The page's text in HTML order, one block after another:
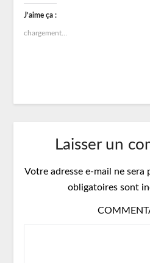
Twitter(ouvre
dans
une
nouvelle
fenêtre)
J’aime ça :
chargement…
Laisser un
Votre adresse e-mail ne sera
obligatoires sont